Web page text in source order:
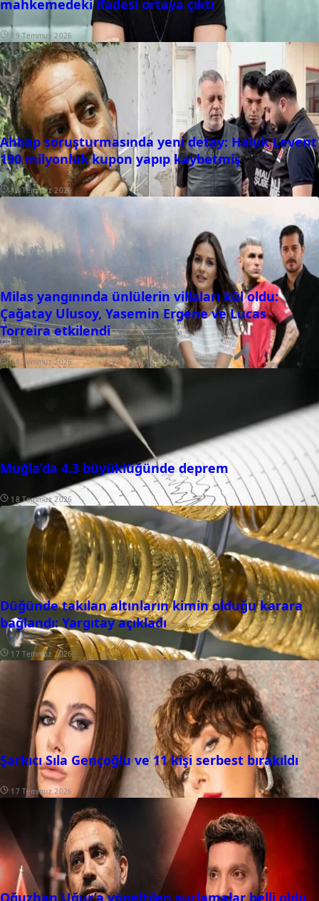
mahkemedeki ifadesi ortaya çıktı
19 Temmuz 2026
Ahbap soruşturmasında yeni detay: Haluk Levent
190 milyonluk kupon yapıp kaybetmiş
18 Temmuz 2026
Milas yangınında ünlülerin villaları kül oldu:
Çağatay Ulusoy, Yasemin Ergene ve Lucas
Torreira etkilendi
18 Temmuz 2026
Muğla’da 4.3 büyüklüğünde deprem
18 Temmuz 2026
Düğünde takılan altınların kimin olduğu karara
bağlandı: Yargıtay açıkladı
17 Temmuz 2026
Şarkıcı Sıla Gençoğlu ve 11 kişi serbest bırakıldı
17 Temmuz 2026
Oğuzhan Uğur’a yöneltilen suçlamalar belli oldu